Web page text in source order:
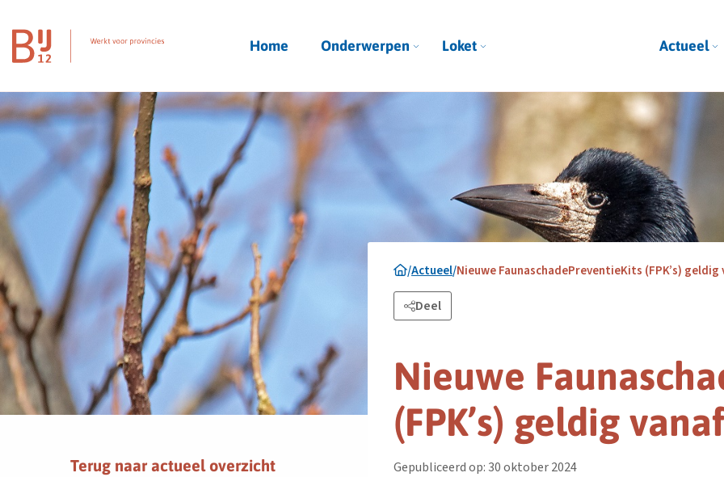
Homepagina
Home Onderwerpen Loket Actueel
Terug naar actueel overzicht
/Actueel/Nieuwe FaunaschadePreventieKits (FPK’s) geldig
Deel
Nieuwe
(FPK’s) geldig
Gepubliceerd op: 30 oktober 2024